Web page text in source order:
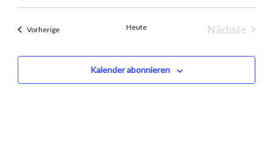
VorherigeVeranstaltungen Heute
Nächste
Kalender abonnieren